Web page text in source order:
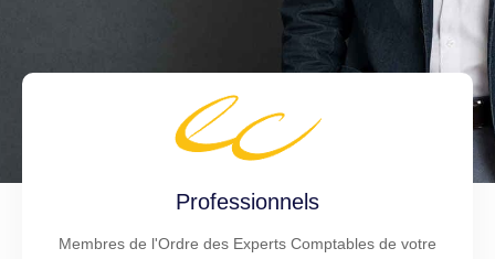
Professionnels
Membres de l'Ordre des Experts Comptables de votre